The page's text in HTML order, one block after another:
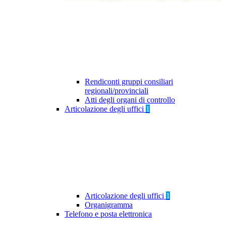
Rendiconti gruppi consiliari
regionali/provinciali
Atti degli organi di controllo
Articolazione degli uffici 1
Articolazione degli uffici 1
Organigramma
Telefono e posta elettronica